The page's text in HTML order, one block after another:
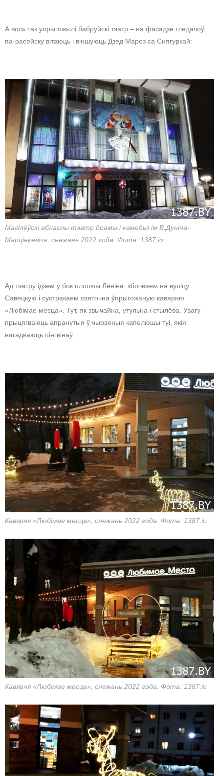
А вось так упрыгожылі бабруйскі тэатр – на фасадзе гледачоў
па-расейску вітаюць і віншуюць Дзед Мароз са Снягуркай:
Магілёўскі абласны тэатр драмы і камедыі ім.В.Дуніна-
Марцінкевіча, снежань 2022 года. Фота: 1387.io
Ад тэатру ідзем у бок плошчы Леніна, збочваем на вуліцу
Савецкую і сустракаем святочна ўпрыгожаную кавярню
«Любімае месца». Тут, як звычайна, утульна і стылёва. Увагу
прыцягваюць апранутыя ў чырвоныя капелюшы туі, якія
нагадваюць пінгвінаў.
Кавярня «Любімае месца», снежань 2022 года. Фота: 1387.io
Кавярня «Любімае месца», снежань 2022 года. Фота: 1387.io